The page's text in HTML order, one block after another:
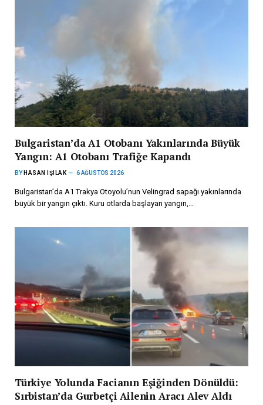
Bulgaristan’da A1 Otobanı Yakınlarında Büyük
Yangın: A1 Otobanı Trafiğe Kapandı
BY HASAN IŞILAK 6 AĞUSTOS 2026
Bulgaristan’da A1 Trakya Otoyolu’nun Velingrad sapağı yakınlarında
büyük bir yangın çıktı. Kuru otlarda başlayan yangın,…
Türkiye Yolunda Facianın Eşiğinden Dönüldü:
Sırbistan’da Gurbetçi Ailenin Aracı Alev Aldı